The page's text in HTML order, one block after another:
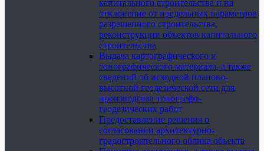
капитального строительства и на
отклонение от предельных параметров
разрешенного строительства,
реконструкции объектов капитального
строительства
Выдача картографического и
топографического материала, а также
сведений об исходной планово-
высотной геодезической сети для
производства топографо-
геодезических работ
Предоставление решения о
согласовании архитектурно-
градостроительного облика объекта